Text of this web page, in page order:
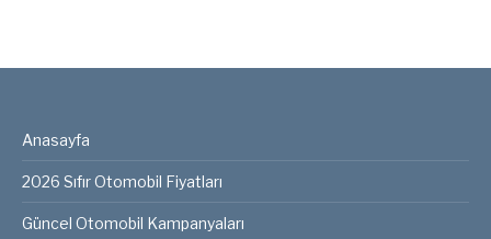
Anasayfa
2026 Sıfır Otomobil Fiyatları
Güncel Otomobil Kampanyaları